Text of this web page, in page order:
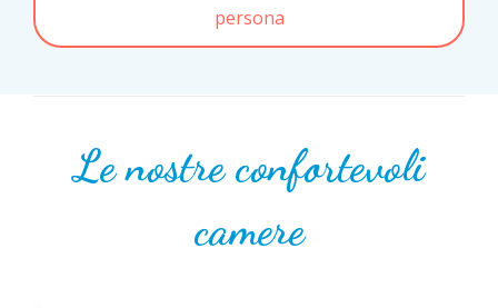
persona
Le nostre confortevoli
camere